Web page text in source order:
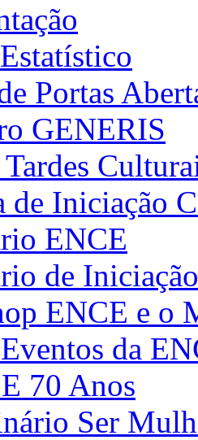
Portas
GENERIS
de Iniciação
ENCE
de
ENCE e o
da
70 Anos
Ser